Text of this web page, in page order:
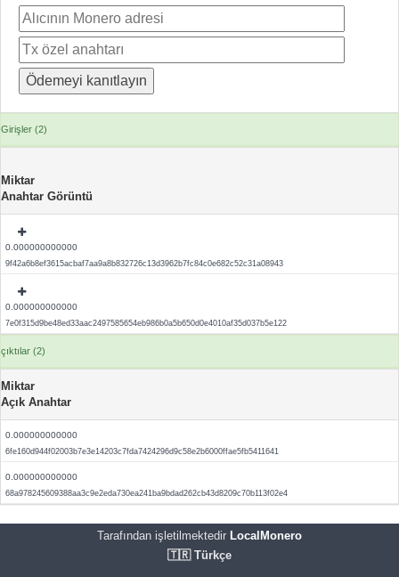
Girişler (2)
Miktar
Anahtar Görüntü
0.000000000000
9f42a6b8ef3615acbaf7aa9a8b832726c13d3962b7fc84c0e682c52c31a08943
0.000000000000
7e0f315d9be48ed33aac2497585654eb986b0a5b650d0e4010af35d037b5e122
çıktılar (2)
Miktar
Açık Anahtar
0.000000000000
6fe160d944f02003b7e3e14203c7fda7424296d9c58e2b6000ffae5fb5411641
0.000000000000
68a978245609388aa3c9e2eda730ea241ba9bdad262cb43d8209c70b113f02e4
Tarafından işletilmektedir LocalMonero
🇹🇷 Türkçe